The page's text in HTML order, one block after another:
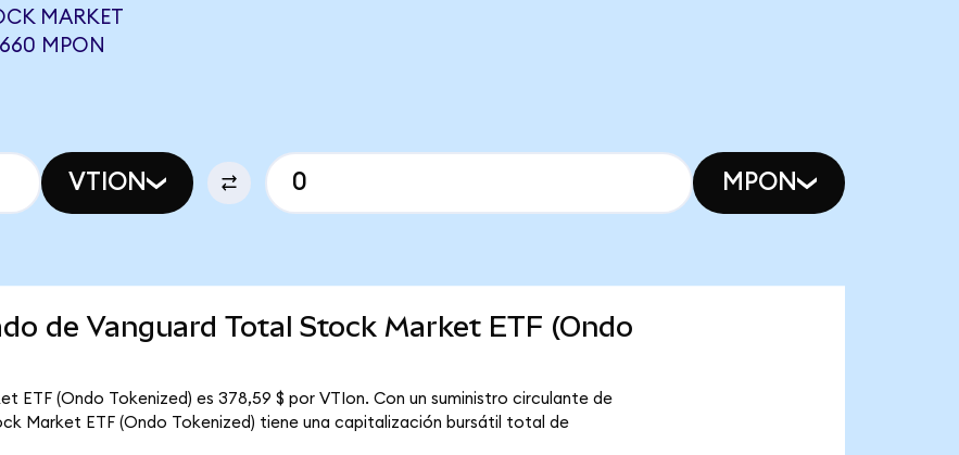
MARKET
MPON
VTION MPON
de Vanguard Total Stock Market ETF (Ondo
ETF (Ondo Tokenized) es 378,59 $ por VTIon. Con un suministro circulante de
Market ETF (Ondo Tokenized) tiene una capitalización bursátil total de